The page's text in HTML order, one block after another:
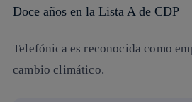
Doce años en la Lista A de CDP
Telefónica es reconocida como
cambio climático.